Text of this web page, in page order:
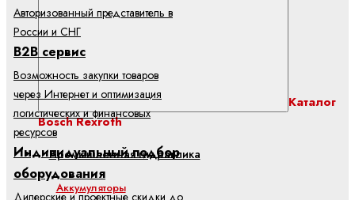
Каталог
Bosch Rexroth
Промышленная гидравлика
Аккумуляторы
Авторизованный представитель в
России и СНГ
B2B сервис
Возможность закупки товаров
через Интернет и оптимизация
логистических и финансовых
ресурсов
Индивидуальный подбор
оборудования